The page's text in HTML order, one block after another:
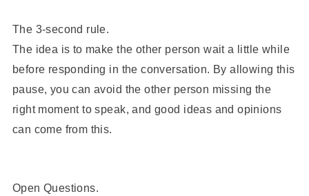
The 3-second rule.
The idea is to make the other person wait a little while
before responding in the conversation. By allowing this
pause, you can avoid the other person missing the
right moment to speak, and good ideas and opinions
can come from this.
Open Questions.